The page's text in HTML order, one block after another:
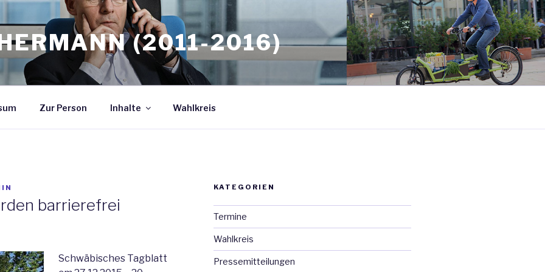
(2011-2016)
Zur Person Inhalte Wahlkreis
barrierefrei
Schwäbisches Tagblatt
KATEGORIEN
Termine
Wahlkreis
Pressemitteilungen